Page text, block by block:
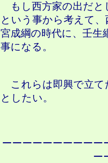
もし西方家の出だと
という事から考えて
宮成綱の時代に、壬
事になる。
これらは即興で立て
としたい。
ーーーーーーーーーー
ー